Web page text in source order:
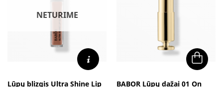
NETURIME
Lūpų blizgis Ultra Shine Lip
BABOR Lūpų dažai 01 On